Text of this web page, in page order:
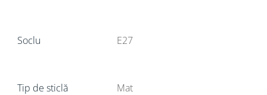
Soclu E27
Tip de sticlă Mat